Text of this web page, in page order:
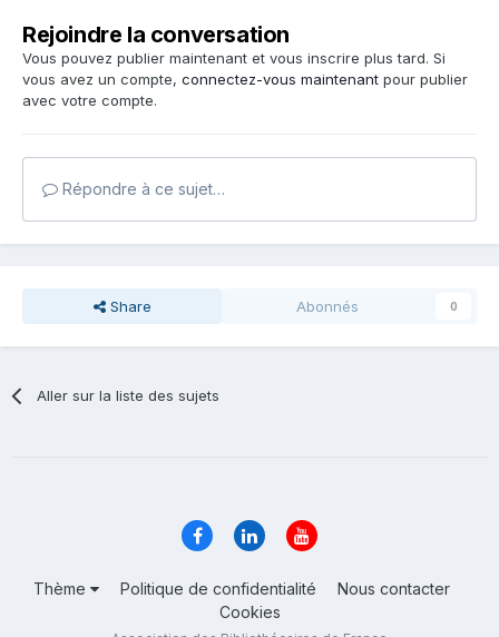
Rejoindre la conversation
Vous pouvez publier maintenant et vous inscrire plus tard. Si
vous avez un compte, connectez-vous maintenant pour publier
avec votre compte.
Répondre à ce sujet…
Share Abonnés 0
Aller sur la liste des sujets
Thème Politique de confidentialité
Nous contacter
Cookies